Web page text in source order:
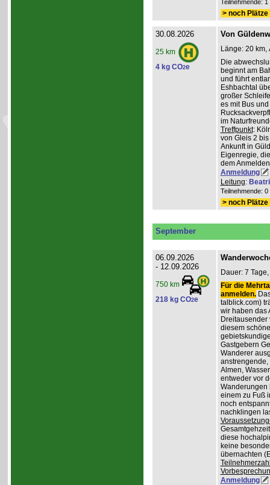
Teilnehmende:
> noch
30.08.2026
25 km
4 kg CO2e
Von
Länge: 20 km,
Die
beginnt am
und führt
Eshbachtal
großer
es mit Bus
im
Treffpunkt:
von Gleis 2
Ankunft in
Eigenregie,
dem
Anmeldung
Leitung:
Teilnehmende:
> noch
September
06.09.2026
- 12.09.2026
750 km
218 kg CO2e
Dauer: 7
Für die
anmelden.
talblick.com)
wir haben das
diesem
Gastgebern
Wanderer
Almen,
entweder vor
Wanderungen
einem zu Fuß
noch
nachklingen
diese
keine
übernachten
Anmeldung